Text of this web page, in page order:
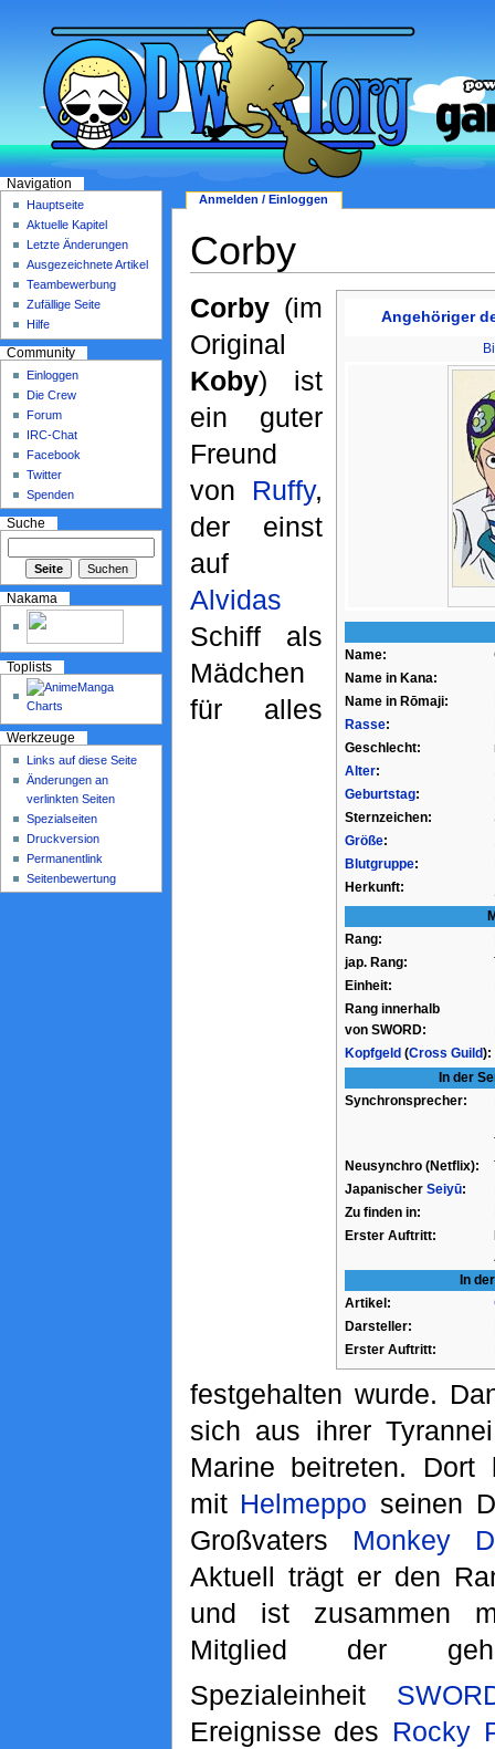
Corby
Angehöriger
Name:
Name in Kana:
Name in Rōmaji:
Rasse:
Geschlecht:
Alter:
Geburtstag:
Sternzeichen:
Größe:
Blutgruppe:
Herkunft:
Rang:
jap. Rang:
Einheit:
Rang innerhalb
von SWORD:
Kopfgeld(Cross Guild):
In der
Synchronsprecher:
Neusynchro (Netflix):
Japanischer Seiyū:
Zu finden in:
Erster Auftritt:
In
Artikel:
Darsteller:
Erster Auftritt:
Corby(im
Original
Koby) ist
ein guter
Freund
von Ruffy,
der einst
auf
Alvidas
Schiff als
Mädchen
für alles
festgehalten wurde.
sich aus ihrer
Marine beitreten. Dort
mit Helmeppo seinen
Großvaters Monkey
Aktuell trägt er den
und ist zusammen
Mitglied der
Spezialeinheit
Ereignisse des Rocky
Anmelden / Einloggen
Navigation
Hauptseite
Aktuelle Kapitel
Letzte Änderungen
Ausgezeichnete Artikel
Teambewerbung
Zufällige Seite
Hilfe
Community
Einloggen
Die Crew
Forum
IRC-Chat
Facebook
Twitter
Spenden
Suche
Nakama
Toplists
Werkzeuge
Links auf diese Seite
Änderungen an
verlinkten Seiten
Spezialseiten
Druckversion
Permanentlink
Seitenbewertung